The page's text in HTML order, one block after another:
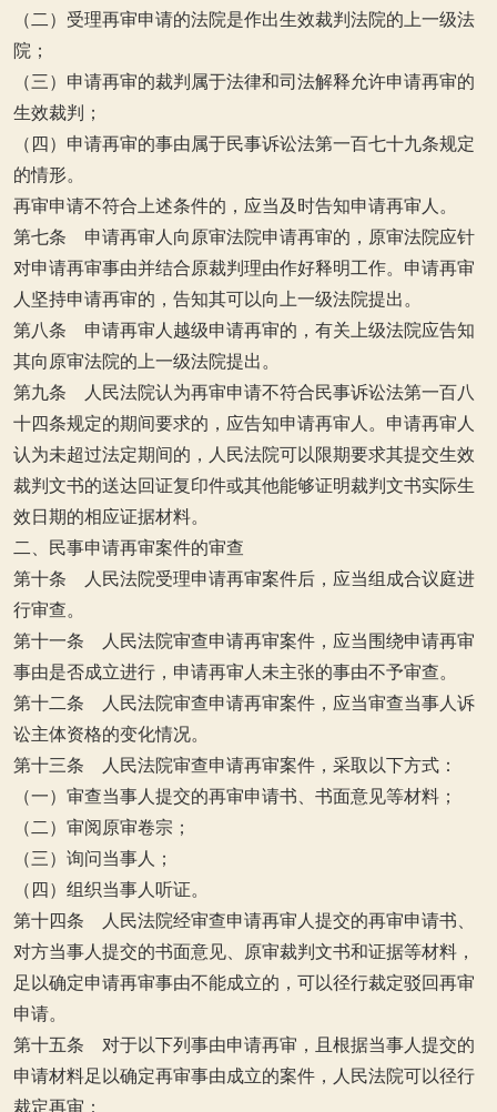
（二）受理再审申请的法院是作出生效裁判法院的上一级法
院；
（三）申请再审的裁判属于法律和司法解释允许申请再审的
生效裁判；
（四）申请再审的事由属于民事诉讼法第一百七十九条规定
的情形。
再审申请不符合上述条件的，应当及时告知申请再审人。
第七条 申请再审人向原审法院申请再审的，原审法院应针
对申请再审事由并结合原裁判理由作好释明工作。申请再审
人坚持申请再审的，告知其可以向上一级法院提出。
第八条 申请再审人越级申请再审的，有关上级法院应告知
其向原审法院的上一级法院提出。
第九条 人民法院认为再审申请不符合民事诉讼法第一百八
十四条规定的期间要求的，应告知申请再审人。申请再审人
认为未超过法定期间的，人民法院可以限期要求其提交生效
裁判文书的送达回证复印件或其他能够证明裁判文书实际生
效日期的相应证据材料。
二、民事申请再审案件的审查
第十条 人民法院受理申请再审案件后，应当组成合议庭进
行审查。
第十一条 人民法院审查申请再审案件，应当围绕申请再审
事由是否成立进行，申请再审人未主张的事由不予审查。
第十二条 人民法院审查申请再审案件，应当审查当事人诉
讼主体资格的变化情况。
第十三条 人民法院审查申请再审案件，采取以下方式：
（一）审查当事人提交的再审申请书、书面意见等材料；
（二）审阅原审卷宗；
（三）询问当事人；
（四）组织当事人听证。
第十四条 人民法院经审查申请再审人提交的再审申请书、
对方当事人提交的书面意见、原审裁判文书和证据等材料，
足以确定申请再审事由不能成立的，可以径行裁定驳回再审
申请。
第十五条 对于以下列事由申请再审，且根据当事人提交的
申请材料足以确定再审事由成立的案件，人民法院可以径行
裁定再审：